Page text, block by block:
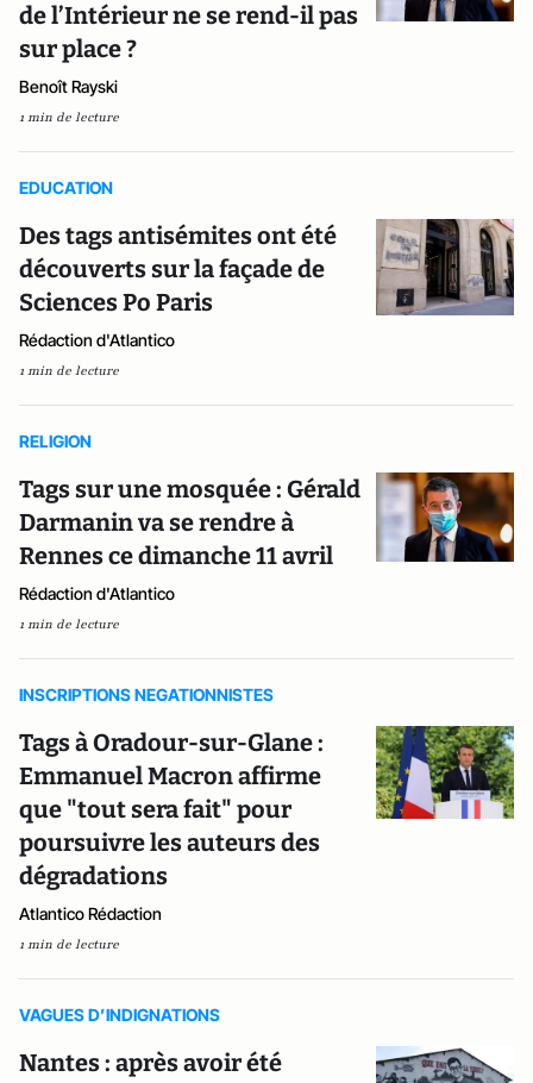
de l’Intérieur ne se rend-il pas
sur place ?
Benoît Rayski
1 min de lecture
EDUCATION
Des tags antisémites ont été
découverts sur la façade de
Sciences Po Paris
Rédaction d'Atlantico
1 min de lecture
RELIGION
Tags sur une mosquée : Gérald
Darmanin va se rendre à
Rennes ce dimanche 11 avril
Rédaction d'Atlantico
1 min de lecture
INSCRIPTIONS NEGATIONNISTES
Tags à Oradour-sur-Glane :
Emmanuel Macron affirme
que "tout sera fait" pour
poursuivre les auteurs des
dégradations
Atlantico Rédaction
1 min de lecture
VAGUES D’INDIGNATIONS
Nantes : après avoir été